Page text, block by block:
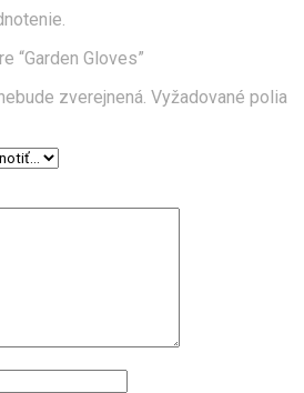
“Garden Gloves”
zverejnená. Vyžadované polia